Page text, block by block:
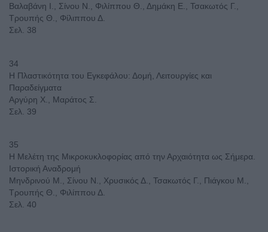
Βαλαβάνη Ι., Σίνου Ν., Φιλίππου Θ., Δημάκη Ε., Τσακωτός Γ.,
Τρουπής Θ., Φίλιππου Δ.
Σελ. 38
34
Η Πλαστικότητα του Εγκεφάλου: Δομή, Λειτουργίες και
Παραδείγματα
Αργύρη Χ., Μαράτος Σ.
Σελ. 39
35
Η Μελέτη της Μικροκυκλοφορίας από την Αρχαιότητα ως Σήμερα.
Ιστορική Αναδρομή
Μηνδρινού Μ., Σίνου Ν., Χρυσικός Δ., Τσακωτός Γ., Πιάγκου Μ.,
Τρουπής Θ., Φιλίππου Δ.
Σελ. 40